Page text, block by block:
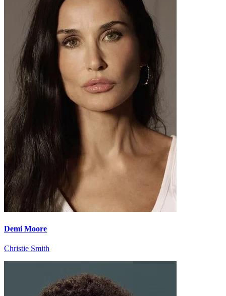
Demi Moore
Christie Smith